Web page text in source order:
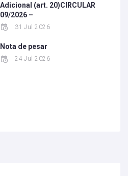
Adicional (art. 20)CIRCULAR
09/2026 –
31 Jul 2026
Nota de pesar
24 Jul 2026